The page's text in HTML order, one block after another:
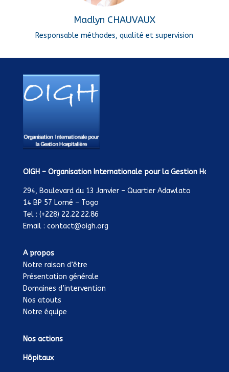
Madlyn CHAUVAUX
Responsable méthodes, qualité et supervision
OIGH – Organisation Internationale pour la Gestion
294, Boulevard du 13 Janvier – Quartier Adawlato
14 BP 57 Lomé – Togo
Tel : (+228) 22.22.22.86
Email : contact@oigh.org
A propos
Notre raison d’être
Présentation générale
Domaines d’intervention
Nos atouts
Notre équipe
Nos actions
Hôpitaux